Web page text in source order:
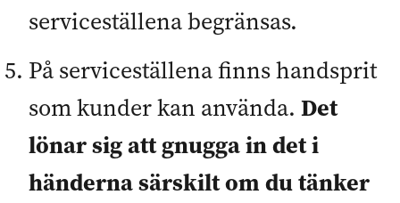
serviceställena begränsas.
På serviceställena finns handsprit
som kunder kan använda. Det
lönar sig att gnugga in det i
händerna särskilt om du tänker